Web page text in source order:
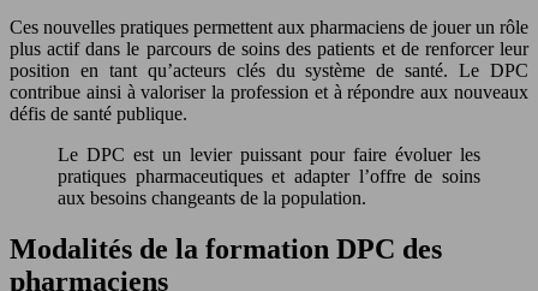
Ces nouvelles pratiques permettent aux pharmaciens de jouer un rôle
plus actif dans le parcours de soins des patients et de renforcer leur
position en tant qu’acteurs clés du système de santé. Le DPC
contribue ainsi à valoriser la profession et à répondre aux nouveaux
défis de santé publique.
Le DPC est un levier puissant pour faire évoluer les
pratiques pharmaceutiques et adapter l’offre de soins
aux besoins changeants de la population.
Modalités de la formation DPC des
pharmaciens